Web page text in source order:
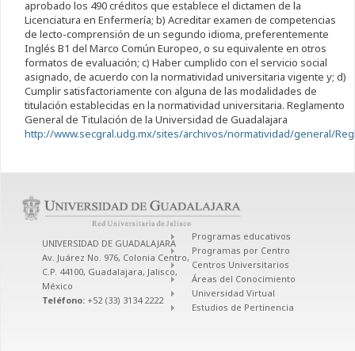
aprobado los 490 créditos que establece el dictamen de la
Licenciatura en Enfermería; b) Acreditar examen de competencias
de lecto-comprensión de un segundo idioma, preferentemente
Inglés B1 del Marco Común Europeo, o su equivalente en otros
formatos de evaluación; c) Haber cumplido con el servicio social
asignado, de acuerdo con la normatividad universitaria vigente y; d)
Cumplir satisfactoriamente con alguna de las modalidades de
titulación establecidas en la normatividad universitaria. Reglamento
General de Titulación de la Universidad de Guadalajara
http://www.secgral.udg.mx/sites/archivos/normatividad/general/
UNIVERSIDAD DE GUADALAJARA
Av. Juárez No. 976, Colonia Centro,
C.P. 44100, Guadalajara, Jalisco,
México
Teléfono: +52 (33) 3134 2222
Programas educativos
Programas por Centro
Centros Universitarios
Áreas del Conocimiento
Universidad Virtual
Estudios de Pertinencia